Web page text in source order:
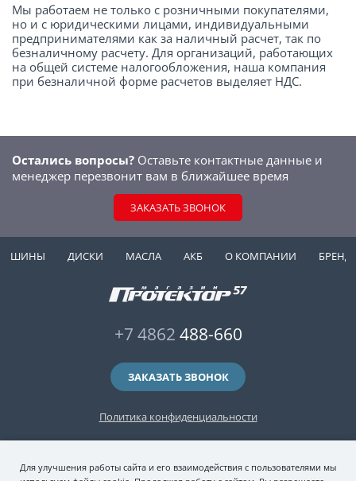
Мы работаем не только с розничными покупателями,
но и с юридическими лицами, индивидуальными
предпринимателями как за наличный расчет, так по
безналичному расчету. Для организаций, работающих
на общей системе налогообложения, наша компания
при безналичной форме расчетов выделяет НДС.
Остались вопросы? Оставьте контактные данные и
менеджер перезвонит вам в ближайшее время
ЗАКАЗАТЬ ЗВОНОК
ШИНЫ ДИСКИ МАСЛА АКБ О КОМПАНИИ
Политика конфиденциальности
+7 4862 488-660
ЗАКАЗАТЬ ЗВОНОК
2006-2026 © интернет-магазин "Протектор 57" — автомобильные шины
(зимние и летние шины), колесные диски, шиномонтаж и хранение шин.
Для улучшения работы сайта и его взаимодействия с пользователями мы